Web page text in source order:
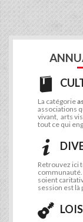
La catégorie
associations
vivant, arts
tout ce qui
Retrouvez ici
soient
session est là